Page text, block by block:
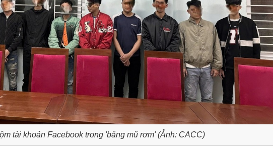
tài khoản Facebook trong 'băng mũ rơm' (Ảnh: CACC)